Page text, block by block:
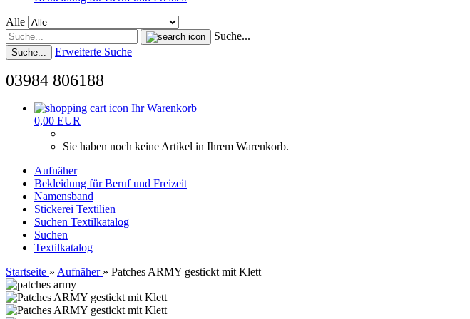
Alle
Suche...
Suche... Erweiterte Suche
03984 806188
Ihr Warenkorb
0,00 EUR
Sie haben noch keine Artikel in Ihrem Warenkorb.
Aufnäher
Bekleidung für Beruf und Freizeit
Namensband
Stickerei Textilien
Suchen Textilkatalog
Suchen
Textilkatalog
Startseite » Aufnäher » Patches ARMY gestickt mit Klett